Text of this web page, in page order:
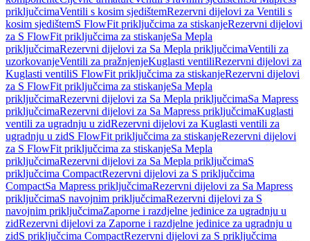
priključcimaVentili s kosim sjedištemRezervni dijelovi za Ventili s
kosim sjedištemS FlowFit priključcima za stiskanjeRezervni dijelovi
za S FlowFit priključcima za stiskanjeSa Mepla
priključcimaRezervni dijelovi za Sa Mepla priključcimaVentili za
uzorkovanjeVentili za pražnjenjeKuglasti ventiliRezervni dijelovi za
Kuglasti ventiliS FlowFit priključcima za stiskanjeRezervni dijelovi
za S FlowFit priključcima za stiskanjeSa Mepla
priključcimaRezervni dijelovi za Sa Mepla priključcimaSa Mapress
priključcimaRezervni dijelovi za Sa Mapress priključcimaKuglasti
ventili za ugradnju u zidRezervni dijelovi za Kuglasti ventili za
ugradnju u zidS FlowFit priključcima za stiskanjeRezervni dijelovi
za S FlowFit priključcima za stiskanjeSa Mepla
priključcimaRezervni dijelovi za Sa Mepla priključcimaS
priključcima CompactRezervni dijelovi za S priključcima
CompactSa Mapress priključcimaRezervni dijelovi za Sa Mapress
priključcimaS navojnim priključcimaRezervni dijelovi za S
navojnim priključcimaZaporne i razdjelne jedinice za ugradnju u
zidRezervni dijelovi za Zaporne i razdjelne jedinice za ugradnju u
zidS priključcima CompactRezervni dijelovi za S priključcima